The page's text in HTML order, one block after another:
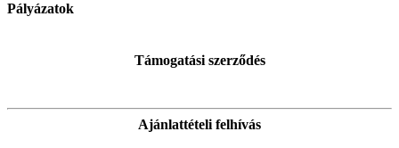
Pályázatok
Támogatási szerződés
Ajánlattételi felhívás